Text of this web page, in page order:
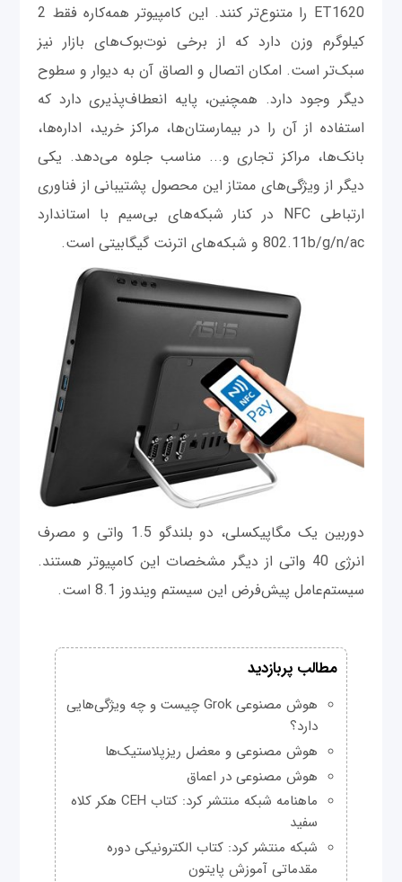
ET1620 را متنوع‌تر کنند. این کامپیوتر همه‌کاره فقط 2
کیلوگرم وزن دارد که از برخی نوت‌بوک‌های بازار نیز
سبک‌تر است. امکان اتصال و الصاق آن به دیوار و سطوح
دیگر وجود دارد. همچنین، پایه انعطاف‌پذیری دارد که
استفاده از آن را در بیمارستان‌ها، مراکز خرید، اداره‌ها،
بانک‌ها، مراکز تجاری و... مناسب جلوه می‌دهد. یکی
دیگر از ویژ‌گی‌های ممتاز این محصول پشتیبانی از فناوری
ارتباطی NFC در کنار شبکه‌های بی‌سیم با استاندارد
802.11b/g/n/ac و شبکه‌های اترنت گیگابیتی است.
دوربین یک مگاپیکسلی، دو بلندگو 1.5 واتی و مصرف
انرژی 40 واتی از دیگر مشخصات این کامپیوتر هستند.
سیستم‌عامل پیش‌فرض این سیستم ویندوز 8.1 است.
مطالب پربازدید
هوش مصنوعی Grok چیست و چه ویژگی‌هایی
دارد؟
هوش مصنوعی و معضل ریزپلاستیک‌ها
هوش مصنوعی در اعماق
ماهنامه شبکه منتشر کرد: کتاب CEH هکر کلاه
سفید
شبکه منتشر کرد: کتاب الکترونیکی دوره
مقدماتی آموزش پایتون